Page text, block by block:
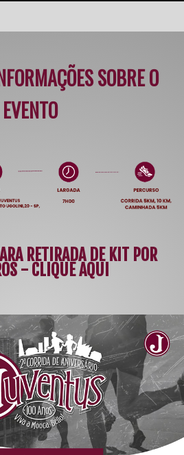
SOBRE O
EVENTO
RETIRADA DE KIT POR
- CLIQUE AQUI